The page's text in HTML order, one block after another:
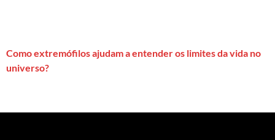
Como extremófilos ajudam a entender os limites da vida no
universo?